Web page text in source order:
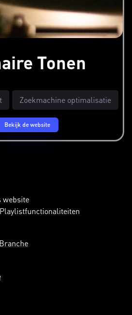
Tonen
Zoekmachine optimalisatie
Bekijk de website
website